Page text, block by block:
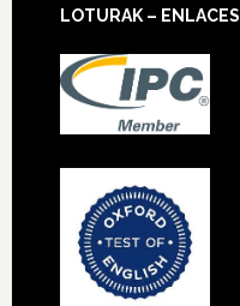
LOTURAK – ENLACES